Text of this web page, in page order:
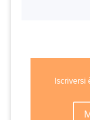
Iscriversi